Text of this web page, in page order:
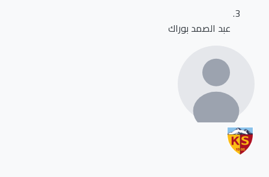
عبد الصمد بوراك